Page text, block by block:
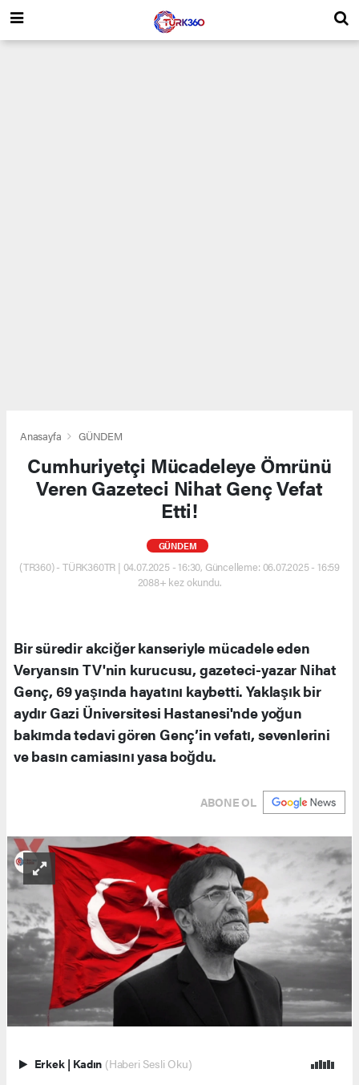
Anasayfa GÜNDEM
Cumhuriyetçi Mücadeleye Ömrünü
Veren Gazeteci Nihat Genç Vefat
Etti!
GÜNDEM
(TR360) - TÜRK360TR | 04.07.2025 - 16:30, Güncelleme: 06.07.2025 - 16:59
2088+ kez okundu.
Bir süredir akciğer kanseriyle mücadele eden
Veryansın TV'nin kurucusu, gazeteci-yazar Nihat
Genç, 69 yaşında hayatını kaybetti. Yaklaşık bir
aydır Gazi Üniversitesi Hastanesi'nde yoğun
bakımda tedavi gören Genç’in vefatı, sevenlerini
ve basın camiasını yasa boğdu.
ABONE OL
Erkek | Kadın (Haberi Sesli Oku)